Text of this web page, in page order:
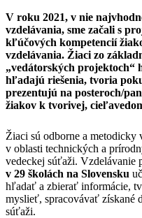
V roku 2021, v nie
vzdelávania, sme začali s
kľúčových kompetencií
vzdelávania. Žiaci zo
„vedátorských
hľadajú riešenia, tvoria
prezentujú na posteroch/
žiakov k tvorivej,
Žiaci sú odborne a
v oblasti technických a
vedeckej súťaži. Vzdelávanie
v 29 školách na Slovensku
hľadať a zbierať informácie,
myslieť, spracovávať získané
súťaži.